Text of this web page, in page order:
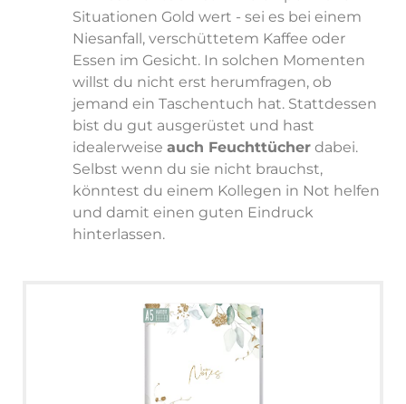
Situationen Gold wert - sei es bei einem
Niesanfall, verschüttetem Kaffee oder
Essen im Gesicht. In solchen Momenten
willst du nicht erst herumfragen, ob
jemand ein Taschentuch hat. Stattdessen
bist du gut ausgerüstet und hast
idealerweise auch Feuchttücher dabei.
Selbst wenn du sie nicht brauchst,
könntest du einem Kollegen in Not helfen
und damit einen guten Eindruck
hinterlassen.